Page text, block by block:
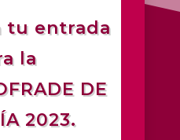
tu entrada
la
DE
2023.